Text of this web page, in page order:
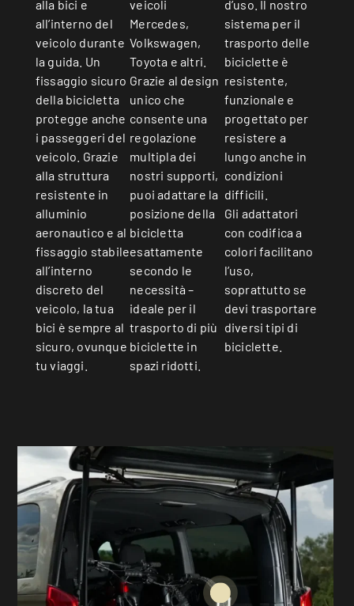
alla bici e
all’interno del
veicolo durante
la guida. Un
fissaggio sicuro
della bicicletta
protegge anche
i passeggeri del
veicolo. Grazie
alla struttura
resistente in
alluminio
aeronautico e al
fissaggio stabile
all’interno
discreto del
veicolo, la tua
bici è sempre al
sicuro, ovunque
tu viaggi.
veicoli
Mercedes,
Volkswagen,
Toyota e altri.
Grazie al design
unico che
consente una
regolazione
multipla dei
nostri supporti,
puoi adattare la
posizione della
bicicletta
esattamente
secondo le
necessità –
ideale per il
trasporto di più
biciclette in
spazi ridotti.
d’uso. Il nostro
sistema per il
trasporto delle
biciclette è
resistente,
funzionale e
progettato per
resistere a
lungo anche in
condizioni
difficili.
Gli adattatori
con codifica a
colori facilitano
l’uso,
soprattutto se
devi trasportare
diversi tipi di
biciclette.